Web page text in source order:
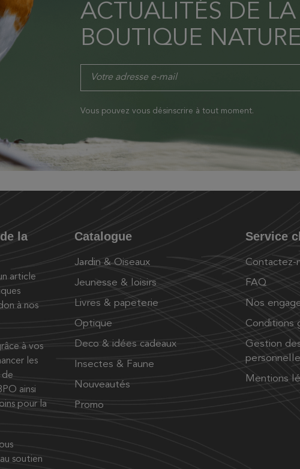
ACTUALITÉS DE
BOUTIQUE NATURE
Vous pouvez vous désinscrire à tout moment.
la
article
à nos
à vos
les
de
ainsi
pour la
soutien
Catalogue
Jardin & Oiseaux
Jeunesse & loisirs
Livres & papeterie
Optique
Deco & idées cadeaux
Insectes & Faune
Nouveautés
Promo
Service
Contactez-
FAQ
Nos
Conditions
Gestion
Mentions